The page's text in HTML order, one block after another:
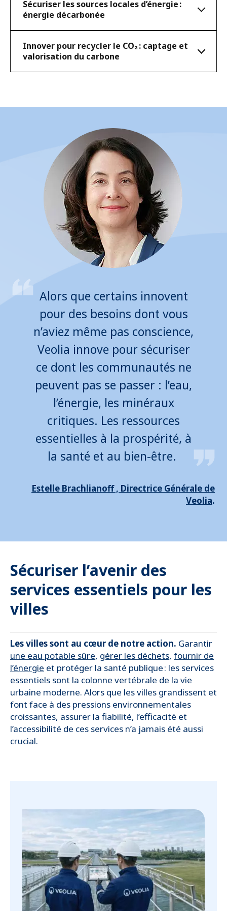
Sécuriser les sources locales d’énergie :
énergie décarbonée
Innover pour recycler le CO₂ : captage et
valorisation du carbone
Alors que certains innovent
pour des besoins dont vous
n’aviez même pas conscience,
Veolia innove pour sécuriser
ce dont les communautés ne
peuvent pas se passer : l’eau,
l’énergie, les minéraux
critiques. Les ressources
essentielles à la prospérité, à
la santé et au bien-être.
Estelle Brachlianoff , Directrice Générale de
Veolia.
Les villes sont au cœur de notre action. Garantir
une eau potable sûre, gérer les déchets, fournir de
l’énergie et protéger la santé publique : les services
essentiels sont la colonne vertébrale de la vie
urbaine moderne. Alors que les villes grandissent et
font face à des pressions environnementales
croissantes, assurer la fiabilité, l’efficacité et
l’accessibilité de ces services n’a jamais été aussi
crucial.
Sécuriser l’avenir des
services essentiels pour les
villes